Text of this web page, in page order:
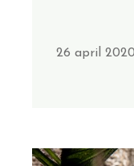
26 april 2020